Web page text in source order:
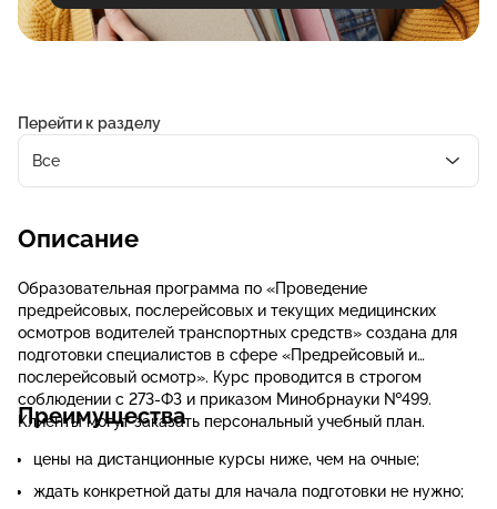
Перейти к разделу
Все
Описание
Образовательная программа по «Проведение
предрейсовых, послерейсовых и текущих медицинских
осмотров водителей транспортных средств» создана для
подготовки специалистов в сфере «Предрейсовый и
послерейсовый осмотр». Курс проводится в строгом
соблюдении с 273-ФЗ и приказом Минобрнауки №499.
Клиенты могут заказать персональный учебный план.
Преимущества
цены на дистанционные курсы ниже, чем на очные;
ждать конкретной даты для начала подготовки не нужно;